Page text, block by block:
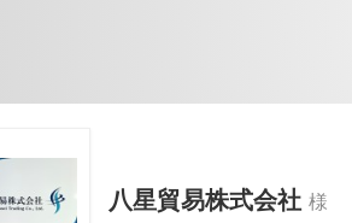
八星貿易株式会社 様